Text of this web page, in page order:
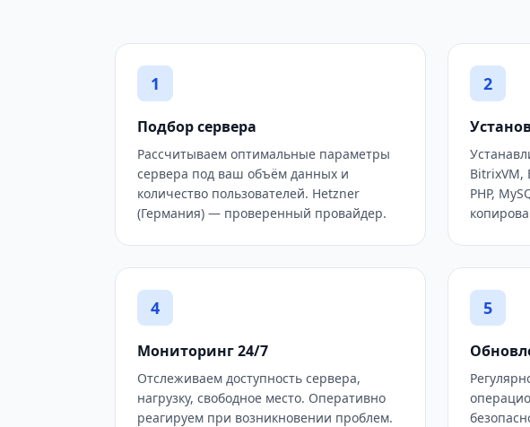
1
Подбор сервера
Рассчитываем оптимальные параметры
сервера под ваш объём данных и
количество пользователей. Hetzner
(Германия) — проверенный провайдер.
2
BitrixVM,
PHP,
4
Мониторинг 24/7
Отслеживаем доступность сервера,
нагрузку, свободное место. Оперативно
реагируем при возникновении проблем.
5